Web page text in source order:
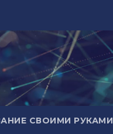
СВОИМИ РУКАМИ